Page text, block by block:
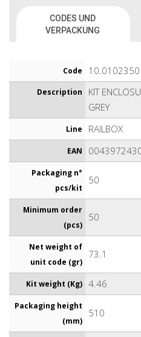
CODES UND
VERPACKUNG
Code 10.0102350
Description
KIT
GREY
Line RAILBOX
EAN
Packaging n°
pcs/kit
50
Minimum order
(pcs)
50
Net weight of
unit code (gr)
73.1
Kit weight (Kg) 4.46
Packaging height
(mm)
510